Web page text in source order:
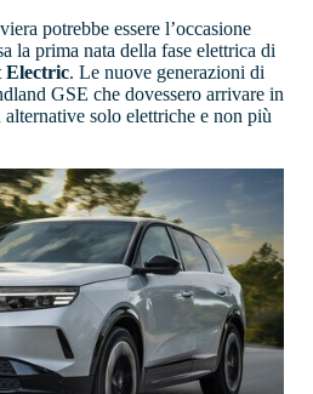
potrebbe essere l’occasione
la prima nata della fase elettrica di
Electric. Le nuove generazioni di
GSE che dovessero arrivare in
solo elettriche e non più